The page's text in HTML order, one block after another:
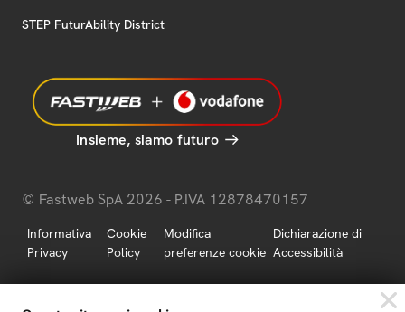
STEP FuturAbility District
Insieme, siamo futuro
© Fastweb SpA 2026 - P.IVA 12878470157
Informativa
Privacy
Cookie
Policy
Modifica
preferenze cookie
Dichiarazione di
Accessibilità